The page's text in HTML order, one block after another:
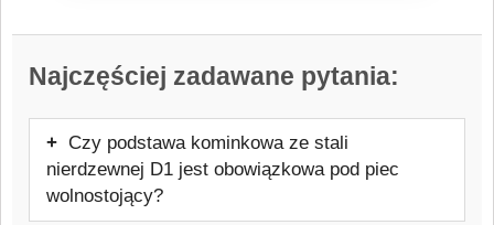
Najczęściej zadawane pytania:
Czy podstawa kominkowa ze stali
nierdzewnej D1 jest obowiązkowa pod piec
wolnostojący?